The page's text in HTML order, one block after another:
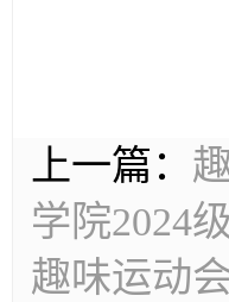
上一篇：
学院2024
趣味运动